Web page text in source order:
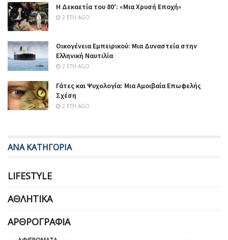
Η Δεκαετία του 80′: «Μια Χρυσή Εποχή»
2 ΈΤΗ AGO
Οικογένεια Εμπειρικού: Μια Δυναστεία στην
Ελληνική Ναυτιλία
2 ΈΤΗ AGO
Γάτες και Ψυχολογία: Μια Αμοιβαία Επωφελής
Σχέση
2 ΈΤΗ AGO
ΑΝΑ ΚΑΤΗΓΟΡΙΑ
LIFESTYLE
ΑΘΛΗΤΙΚΆ
ΑΡΘΡΟΓΡΑΦΊΑ